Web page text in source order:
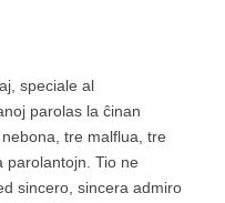
speciale al
parolas la ĉinan
tre malflua, tre
parolantojn. Tio ne
sincero, sincera admiro